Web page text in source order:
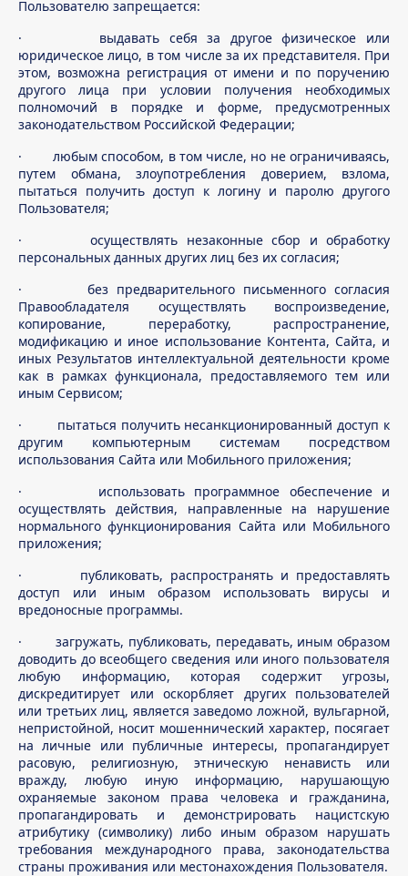
Пользователю запрещается:
· выдавать себя за другое физическое или
юридическое лицо, в том числе за их представителя. При
этом, возможна регистрация от имени и по поручению
другого лица при условии получения необходимых
полномочий в порядке и форме, предусмотренных
законодательством Российской Федерации;
· любым способом, в том числе, но не ограничиваясь,
путем обмана, злоупотребления доверием, взлома,
пытаться получить доступ к логину и паролю другого
Пользователя;
· осуществлять незаконные сбор и обработку
персональных данных других лиц без их согласия;
· без предварительного письменного согласия
Правообладателя осуществлять воспроизведение,
копирование, переработку, распространение,
модификацию и иное использование Контента, Сайта, и
иных Результатов интеллектуальной деятельности кроме
как в рамках функционала, предоставляемого тем или
иным Сервисом;
· пытаться получить несанкционированный доступ к
другим компьютерным системам посредством
использования Сайта или Мобильного приложения;
· использовать программное обеспечение и
осуществлять действия, направленные на нарушение
нормального функционирования Сайта или Мобильного
приложения;
· публиковать, распространять и предоставлять
доступ или иным образом использовать вирусы и
вредоносные программы.
· загружать, публиковать, передавать, иным образом
доводить до всеобщего сведения или иного пользователя
любую информацию, которая содержит угрозы,
дискредитирует или оскорбляет других пользователей
или третьих лиц, является заведомо ложной, вульгарной,
непристойной, носит мошеннический характер, посягает
на личные или публичные интересы, пропагандирует
расовую, религиозную, этническую ненависть или
вражду, любую иную информацию, нарушающую
охраняемые законом права человека и гражданина,
пропагандировать и демонстрировать нацистскую
атрибутику (символику) либо иным образом нарушать
требования международного права, законодательства
страны проживания или местонахождения Пользователя.